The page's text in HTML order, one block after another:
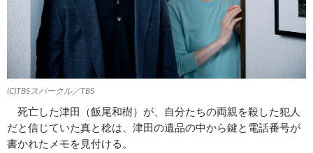
(C)TBSスパークル／TBS
死亡した津田（飯尾和樹）が、自分たちの両親を殺した犯人
だと信じていた真と稔は、津田の遺品の中から鍵と電話番号が
書かれたメモを見付ける。